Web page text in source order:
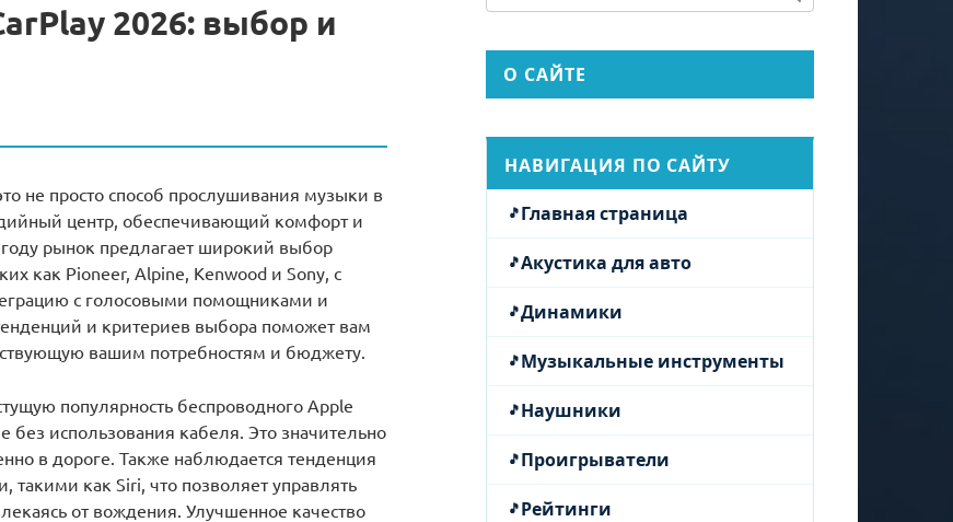
2026: выбор и
не просто способ прослушивания музыки в
центр, обеспечивающий комфорт и
рынок предлагает широкий выбор
как Pioneer, Alpine, Kenwood и Sony, с
с голосовыми помощниками и
и критериев выбора поможет вам
вашим потребностям и бюджету.
популярность беспроводного Apple
использования кабеля. Это значительно
в дороге. Также наблюдается тенденция
как Siri, что позволяет управлять
от вождения. Улучшенное качество
О САЙТЕ
НАВИГАЦИЯ ПО САЙТУ
Главная страница
Акустика для авто
Динамики
Музыкальные инструменты
Наушники
Проигрыватели
Рейтинги